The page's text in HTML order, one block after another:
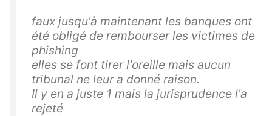
faux jusqu'à maintenant les banques ont
été obligé de rembourser les victimes de
phishing
elles se font tirer l'oreille mais aucun
tribunal ne leur a donné raison.
Il y en a juste 1 mais la jurisprudence l'a
rejeté